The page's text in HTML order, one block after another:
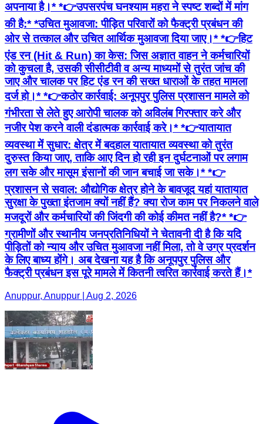
अपनाया है।* *👉उपसरपंच घनश्याम महरा ने स्पष्ट शब्दों में मांग
की है:* *उचित मुआवजा: पीड़ित परिवारों को फैक्ट्री प्रबंधन की
ओर से तत्काल और उचित आर्थिक मुआवजा दिया जाए।* *👉हिट
एंड रन (Hit & Run) का केस: जिस अज्ञात वाहन ने कर्मचारियों
को कुचला है, उसकी सीसीटीवी व अन्य माध्यमों से तुरंत जांच की
जाए और चालक पर हिट एंड रन की सख्त धाराओं के तहत मामला
दर्ज हो।* *👉कठोर कार्रवाई: अनूपपुर पुलिस प्रशासन मामले को
गंभीरता से लेते हुए आरोपी चालक को अविलंब गिरफ्तार करे और
नजीर पेश करने वाली दंडात्मक कार्रवाई करे।* *👉यातायात
व्यवस्था में सुधार: क्षेत्र में बदहाल यातायात व्यवस्था को तुरंत
दुरुस्त किया जाए, ताकि आए दिन हो रही इन दुर्घटनाओं पर लगाम
लग सके और मासूम इंसानों की जान बचाई जा सके।* *👉
प्रशासन से सवाल: औद्योगिक क्षेत्र होने के बावजूद यहां यातायात
सुरक्षा के पुख्ता इंतजाम क्यों नहीं हैं? क्या रोज काम पर निकलने वाले
मजदूरों और कर्मचारियों की जिंदगी की कोई कीमत नहीं है?* *👉
ग्रामीणों और स्थानीय जनप्रतिनिधियों ने चेतावनी दी है कि यदि
पीड़ितों को न्याय और उचित मुआवजा नहीं मिला, तो वे उग्र प्रदर्शन
के लिए बाध्य होंगे। अब देखना यह है कि अनूपपुर पुलिस और
फैक्ट्री प्रबंधन इस पूरे मामले में कितनी त्वरित कार्रवाई करते हैं।*
Anuppur, Anuppur | Aug 2, 2026